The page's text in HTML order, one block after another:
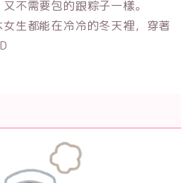
不需要包的跟粽子一樣。
生都能在冷冷的冬天裡，穿著